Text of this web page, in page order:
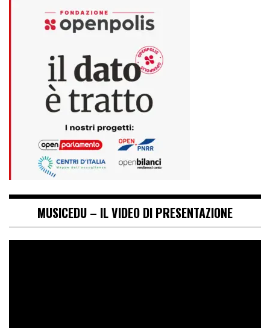
MUSICEDU – IL VIDEO DI PRESENTAZIONE